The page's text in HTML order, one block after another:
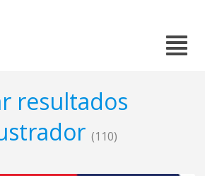
resultados
(110)